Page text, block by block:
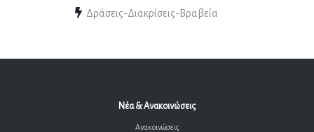
Δράσεις-Διακρίσεις-Βραβεία
Νέα & Ανακοινώσεις
Ανακοινώσεις